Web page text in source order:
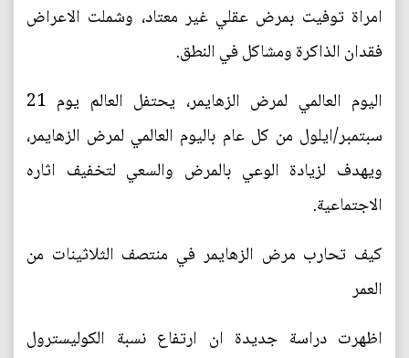
امراة توفيت بمرض عقلي غير معتاد، وشملت الاعراض
فقدان الذاكرة ومشاكل في النطق.
اليوم العالمي لمرض الزهايمر، يحتفل العالم يوم 21
سبتمبر/ايلول من كل عام باليوم العالمي لمرض الزهايمر،
ويهدف لزيادة الوعي بالمرض والسعي لتخفيف اثاره
الاجتماعية.
كيف تحارب مرض الزهايمر في منتصف الثلاثينات من
العمر
اظهرت دراسة جديدة ان ارتفاع نسبة الكوليسترول